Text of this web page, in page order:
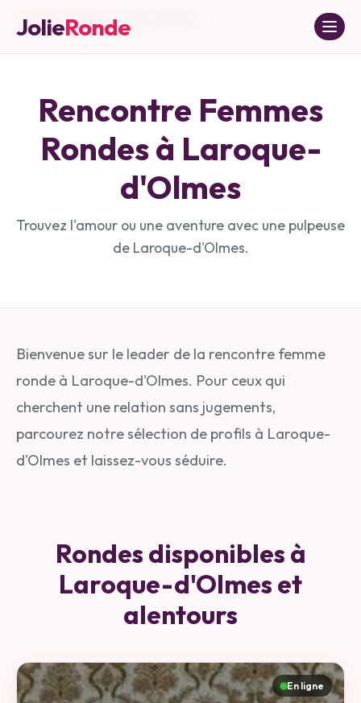
JolieRonde
Accueil Ariège Laroque-d'Olmes
Rencontre Femmes
Rondes à Laroque-
d'Olmes
Trouvez l'amour ou une aventure avec une pulpeuse
de Laroque-d'Olmes.
Bienvenue sur le leader de la rencontre femme
ronde à Laroque-d'Olmes. Pour ceux qui
cherchent une relation sans jugements,
parcourez notre sélection de profils à Laroque-
d'Olmes et laissez-vous séduire.
Rondes disponibles à
Laroque-d'Olmes et
alentours
En ligne